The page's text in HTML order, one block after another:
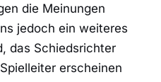
die Meinungen
jedoch ein weiteres
das Schiedsrichter
erscheinen